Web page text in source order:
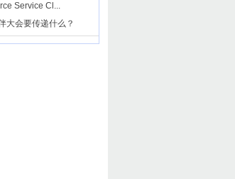
Service Cl...
大会要传递什么？